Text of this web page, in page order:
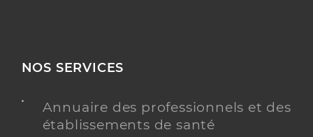
NOS SERVICES
Annuaire des professionnels et des
établissements de santé